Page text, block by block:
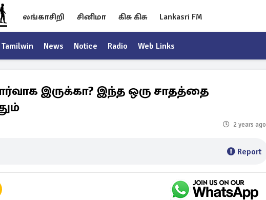
லங்காசிறி சினிமா கிசு கிசு Lankasri FM
Tamilwin News Notice Radio Web Links
இருக்கா? இந்த ஒரு சாதத்தை
2 years ago
Report